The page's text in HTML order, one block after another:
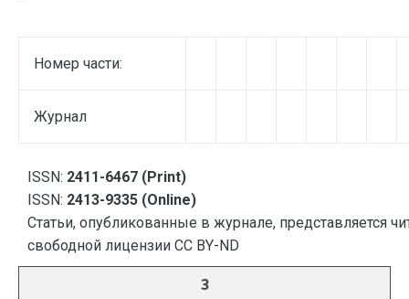
Номер части:
Журнал
ISSN: 2411-6467 (Print)
ISSN: 2413-9335 (Online)
Статьи, опубликованные в журнале, представляется
свободной лицензии CC BY-ND
3